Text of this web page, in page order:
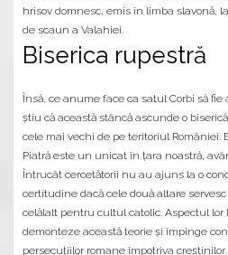
hrisov domnesc, emis în limba slavonă,
de scaun a Valahiei.
Biserica rupestră
Însă, ce anume face ca satul Corbi să
știu că această stâncă ascunde o
cele mai vechi de pe teritoriul României.
Piatră este un unicat în țara noastră,
Întrucât cercetătorii nu au ajuns la o
certitudine dacă cele două altare
celălalt pentru cultul catolic. Aspectul lor
demonteze această teorie și împinge
persecuțiilor romane împotriva